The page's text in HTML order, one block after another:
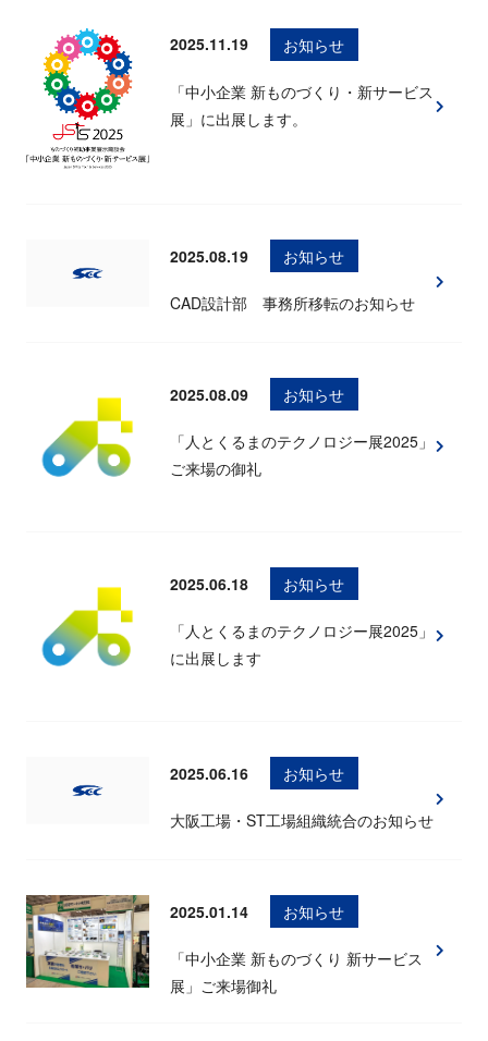
2025.11.19 お知らせ
「中小企業 新ものづくり・新サービス
展」に出展します。
2025.08.19 お知らせ
CAD設計部 事務所移転のお知らせ
2025.08.09 お知らせ
「人とくるまのテクノロジー展2025」
ご来場の御礼
2025.06.18 お知らせ
「人とくるまのテクノロジー展2025」
に出展します
2025.06.16 お知らせ
大阪工場・ST工場組織統合のお知らせ
2025.01.14 お知らせ
「中小企業 新ものづくり 新サービス
展」ご来場御礼